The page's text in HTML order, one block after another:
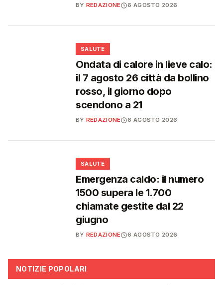
BY REDAZIONE 6 AGOSTO 2026
SALUTE
Ondata di calore in lieve calo:
il 7 agosto 26 città da bollino
rosso, il giorno dopo
scendono a 21
BY REDAZIONE 6 AGOSTO 2026
SALUTE
Emergenza caldo: il numero
1500 supera le 1.700
chiamate gestite dal 22
giugno
BY REDAZIONE 6 AGOSTO 2026
NOTIZIE POPOLARI